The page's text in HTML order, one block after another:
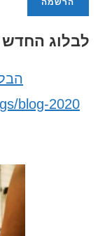
החדש החל
הבלוג
blogs/blog-